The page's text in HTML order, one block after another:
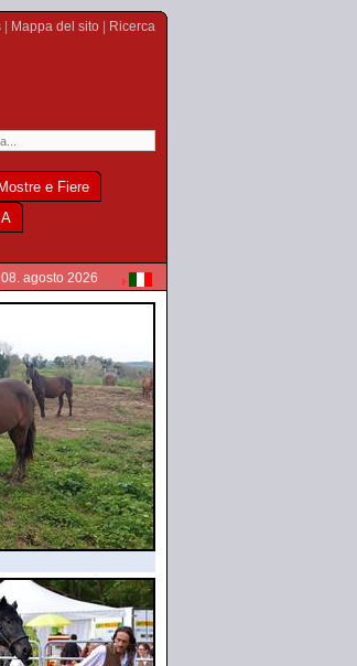
Mappa del sito Ricerca
e Fiere
agosto 2026